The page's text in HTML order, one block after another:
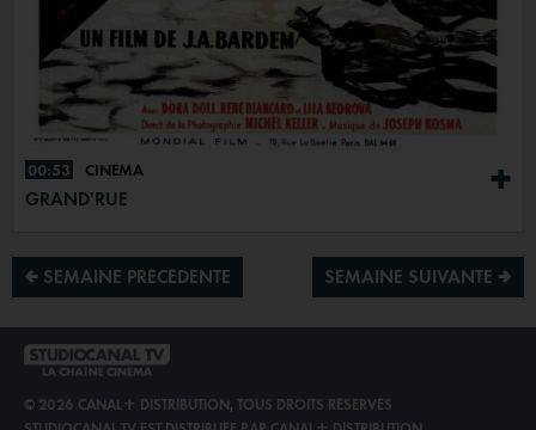
+
00:53 CINÉMA
GRAND'RUE
¡ SEMAINE PRÉCÉDENTE SEMAINE SUIVANTE ª
© 2026 CANAL+ DISTRIBUTION, TOUS DROITS RÉSERVÉS